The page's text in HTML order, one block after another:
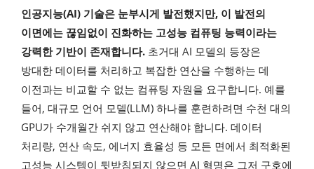
인공지능(AI) 기술은 눈부시게 발전했지만, 이 발전의
이면에는 끊임없이 진화하는 고성능 컴퓨팅 능력이라는
강력한 기반이 존재합니다. 초거대 AI 모델의 등장은
방대한 데이터를 처리하고 복잡한 연산을 수행하는 데
이전과는 비교할 수 없는 컴퓨팅 자원을 요구합니다. 예를
들어, 대규모 언어 모델(LLM) 하나를 훈련하려면 수천 대의
GPU가 수개월간 쉬지 않고 연산해야 합니다. 데이터
처리량, 연산 속도, 에너지 효율성 등 모든 면에서 최적화된
고성능 시스템이 뒷받침되지 않으면 AI 혁명은 그저 구호에